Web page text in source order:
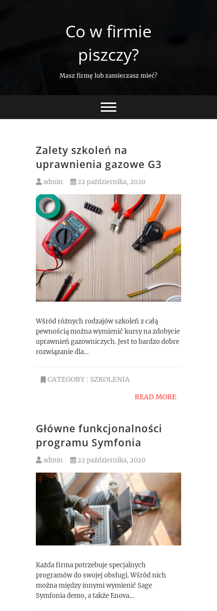
Co w firmie
piszczy?
Masz firmę lub zamierzasz mieć?
Zalety szkoleń na
uprawnienia gazowe G3
admin 22 października, 2020
Wśród różnych rodzajów szkoleń z całą
pewnością można wymienić kursy na zdobycie
uprawnień gazowniczych. Jest to bardzo dobre
rozwiązanie dla…
CATEGORY : SZKOLENIA
READ MORE
Główne funkcjonalności
programu Symfonia
admin 22 października, 2020
Każda firma potrzebuje specjalnych
programów do swojej obsługi. Wśród nich
można między innymi wymienić Sage
Symfonia demo, a także Enova…